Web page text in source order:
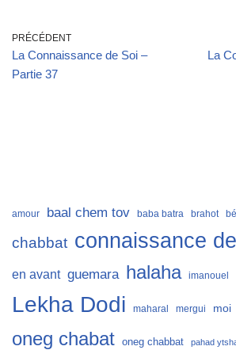
PRÉCÉDENT
La Connaissance de Soi –
Partie 37
La
amour baal chem tov baba batra brahot
chabbat connaissance
en avant guemara halaha imanouel
Lekha Dodi maharal mergui moi
oneg chabat oneg chabbat pahad